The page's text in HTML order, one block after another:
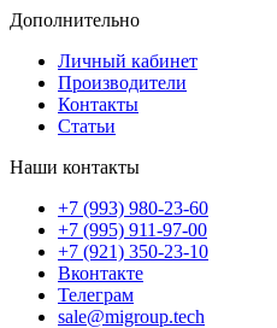
Дополнительно
Личный кабинет
Производители
Контакты
Статьи
Наши контакты
+7 (993) 980-23-60
+7 (995) 911-97-00
+7 (921) 350-23-10
Вконтакте
Телеграм
sale@migroup.tech